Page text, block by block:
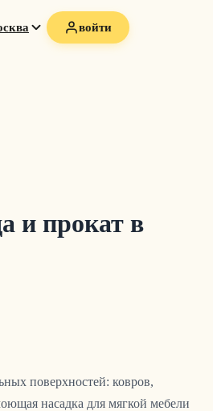
войти
и прокат в
поверхностей: ковров,
насадка для мягкой мебели